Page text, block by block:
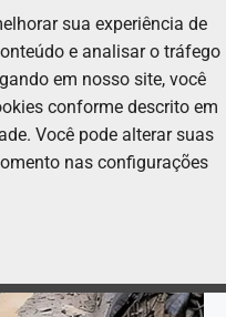
sua experiência de
e analisar o tráfego
em nosso site, você
conforme descrito em
Você pode alterar suas
nas configurações